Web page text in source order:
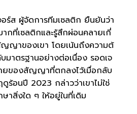
ร์ส ผู้จัดการทีมเซลติก ยืนยันว่า
กที่เซลติกและรู้สึกผ่อนคลายเกี่
ญาของเขา โดยเน้นถึงความต้
มาตรฐานอย่างต่อเนื่อง รอดเจ
ยของสัญญาที่ตกลงไว้เมื่อกลับ
ร้อนปี 2023 กล่าวว่าเขาไม่ใช่
าสิ่งใด ๆ ให้อยู่ในที่เดิม